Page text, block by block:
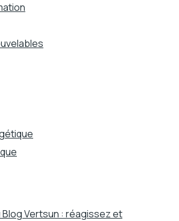
Vertsun : réagissez et